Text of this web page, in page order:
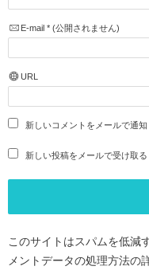
E-mail *(公開されません)
URL
新しいコメントをメールで通知
新しい投稿をメールで受け取る
このサイトはスパムを低減
メントデータの処理方法の